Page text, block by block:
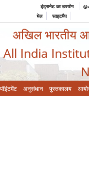
इंट्रानेट का उपयोग
मेल
साइटमैप
अखिल भारतीय
All India
अनुसंधान पुस्तकालय